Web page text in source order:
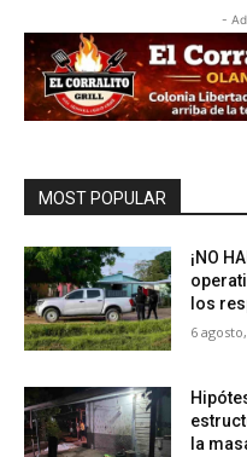
-
MOST POPULAR
¡NO
los
6
la